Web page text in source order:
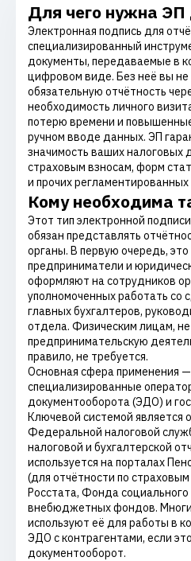
Для чего нужна ЭП
Электронная подпись для
специализированный
документы, передаваемые в
цифровом виде. Без неё вы
обязательную отчётность
необходимость личного
потерю времени и
ручном вводе данных. ЭП
значимость ваших налоговых
страховым взносам, форм
и прочих
Кому необходима
Этот тип электронной
обязан представлять
органы. В первую очередь,
предприниматели и
оформляют на сотрудников
уполномоченных работать со
главных бухгалтеров,
отдела. Физическим лицам,
предпринимательскую
правило, не требуется.
Основная сфера применения
специализированные
документооборота (ЭДО) и
Ключевой системой является
Федеральной налоговой
налоговой и бухгалтерской
используется на порталах
(для отчётности по
Росстата, Фонда социального
внебюджетных фондов.
используют её для работы в
ЭДО с контрагентами, если
документооборот.